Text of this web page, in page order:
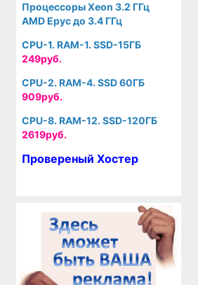
Процессоры Xeon 3.2 ГГц
AMD Epyc до 3.4 ГГц
CPU-1. RAM-1. SSD-15ГБ
249руб.
CPU-2. RAM-4. SSD 60ГБ
909руб.
CPU-8. RAM-12. SSD-120ГБ
2619руб.
Провереный Хостер